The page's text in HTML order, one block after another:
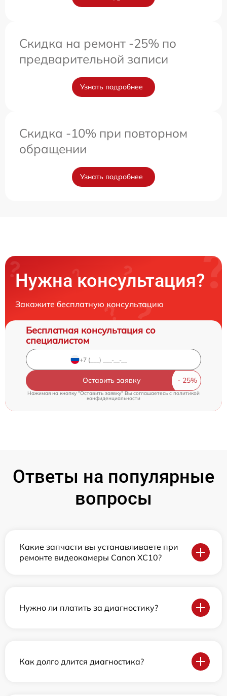
Скидка на ремонт -25% по
предварительной записи
Узнать подробнее
Скидка -10% при повторном
обращении
Узнать подробнее
Нужна консультация?
Закажите бесплатную консультацию
Бесплатная консультация со
специалистом
Оставить заявку
Нажимая на кнопку "Оставить заявку" Вы соглашаетесь cполитикой
конфиденциальности
Ответы на популярные
вопросы
Какие запчасти вы устанавливаете при
ремонте видеокамеры Canon XC10?
Нужно ли платить за диагностику?
Как долго длится диагностика?